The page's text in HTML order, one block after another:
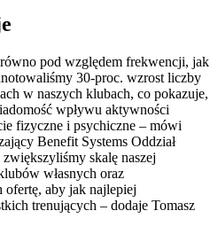
pod względem frekwencji, jak
30-proc. wzrost liczby
w naszych klubach, co pokazuje,
wpływu aktywności
fizyczne i psychiczne – mówi
Benefit Systems Oddział
skalę naszej
własnych oraz
ofertę, aby jak najlepiej
trenujących – dodaje Tomasz